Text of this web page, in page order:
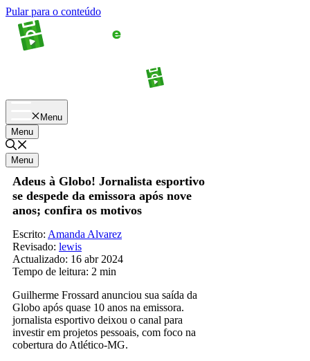
Pular para o conteúdo
Menu
Menu
Menu
Adeus à Globo! Jornalista esportivo
se despede da emissora após nove
anos; confira os motivos
Escrito: Amanda Alvarez
Revisado: lewis
Actualizado: 16 abr 2024
Tempo de leitura: 2 min
Guilherme Frossard anunciou sua saída da
Globo após quase 10 anos na emissora.
jornalista esportivo deixou o canal para
investir em projetos pessoais, com foco na
cobertura do Atlético-MG.